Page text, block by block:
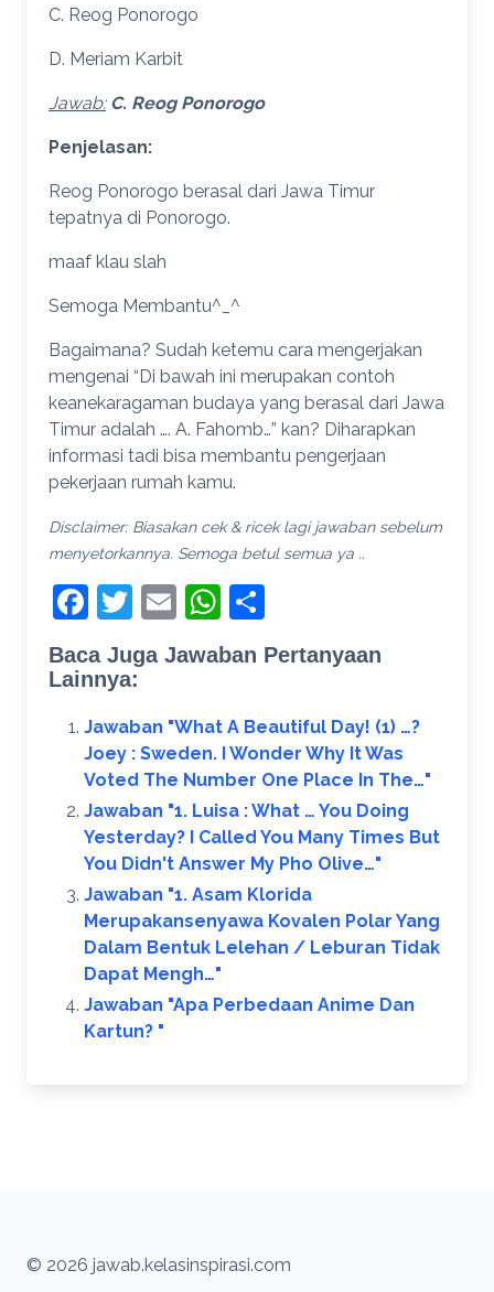
C. Reog Ponorogo
D. Meriam Karbit
Jawab: C. Reog Ponorogo
Penjelasan:
Reog Ponorogo berasal dari Jawa Timur
tepatnya di Ponorogo.
maaf klau slah
Semoga Membantu^_^
Bagaimana? Sudah ketemu cara mengerjakan
mengenai “Di bawah ini merupakan contoh
keanekaragaman budaya yang berasal dari Jawa
Timur adalah …. A. Fahomb…” kan? Diharapkan
informasi tadi bisa membantu pengerjaan
pekerjaan rumah kamu.
Disclaimer: Biasakan cek & ricek lagi jawaban sebelum
menyetorkannya. Semoga betul semua ya ..
Facebook
Twitter
EmailWhatsApp
Baca Juga Jawaban Pertanyaan
Lainnya:
Jawaban "What A Beautiful Day! (1) …?
Joey : Sweden. I Wonder Why It Was
Voted The Number One Place In The…"
Jawaban "1. Luisa : What … You Doing
Yesterday? I Called You Many Times But
You Didn't Answer My Pho Olive…"
Jawaban "1. Asam Klorida
Merupakansenyawa Kovalen Polar Yang
Dalam Bentuk Lelehan / Leburan Tidak
Dapat Mengh…"
Jawaban "Apa Perbedaan Anime Dan
Kartun? ​"
© 2026 jawab.kelasinspirasi.com